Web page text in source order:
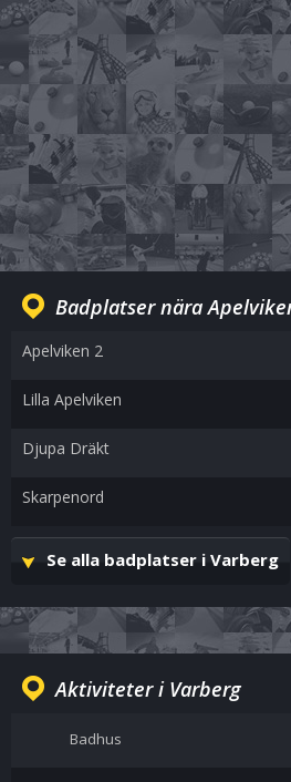
Badplatser nära
Apelviken 2
Lilla Apelviken
Djupa Dräkt
Skarpenord
Se alla badplatser i Varberg
Aktiviteter i Varberg
Badhus